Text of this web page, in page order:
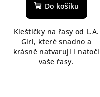
Do košíku
Kleštičky na řasy od L.A.
Girl, které snadno a
krásně natvarují i natočí
vaše řasy.